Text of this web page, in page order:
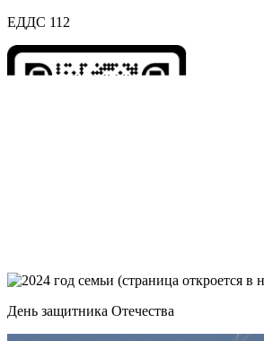
ЕДДС 112
День защитника Отечества